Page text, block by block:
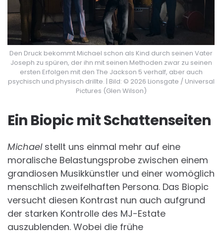
Den Druck bekommt Michael schon als Kind durch seinen Vater
Joseph zu spüren, der ihn mit seinen Methoden zwar zu seinen
ersten Erfolgen mit den The Jackson 5 verhalf, aber auch
psychisch und physisch drillte. | Bild: © 2026 Lionsgate / Universal
Pictures (Glen Wilson)
Ein Biopic mit Schattenseiten
Michaelstellt uns einmal mehr auf eine
moralische Belastungsprobe zwischen einem
grandiosen Musikkünstler und einer womöglich
menschlich zweifelhaften Persona. Das Biopic
versucht diesen Kontrast nun auch aufgrund
der starken Kontrolle des MJ-Estate
auszublenden. Wobei die frühe